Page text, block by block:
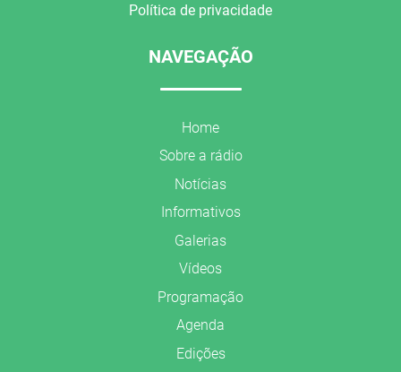
Política de privacidade
NAVEGAÇÃO
Home
Sobre a rádio
Notícias
Informativos
Galerias
Vídeos
Programação
Agenda
Edições